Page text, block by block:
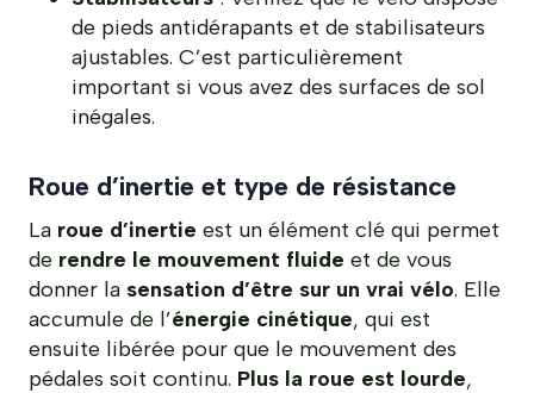
de pieds antidérapants et de stabilisateurs
ajustables. C’est particulièrement
important si vous avez des surfaces de sol
inégales.
Roue d’inertie et type de résistance
La roue d’inertie est un élément clé qui permet
de rendre le mouvement fluide et de vous
donner la sensation d’être sur un vrai vélo. Elle
accumule de l’énergie cinétique, qui est
ensuite libérée pour que le mouvement des
pédales soit continu. Plus la roue est lourde,